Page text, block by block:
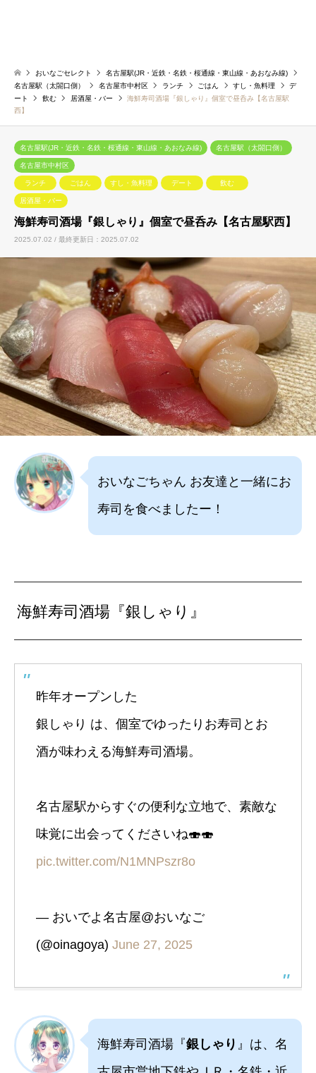
おいなごセレクト
名古屋駅(JR・近鉄・名鉄・桜通線・東山線・あおなみ線)
名古屋駅（太閤口側）
名古屋市中村区 ランチ ごはん すし・魚料理
デ
ート
飲む 居酒屋・バー
海鮮寿司酒場『銀しゃり』個室で昼呑み【名古屋駅
西】
名古屋駅(JR・近鉄・名鉄・桜通線・東山線・あおなみ線) 名古屋駅（太閤口側）
名古屋市中村区
ランチ ごはん すし・魚料理 デート 飲む
居酒屋・バー
海鮮寿司酒場『銀しゃり』個室で昼呑み【名古屋駅西】
2025.07.02 / 最終更新日：2025.07.02
おいなごちゃん お友達と一緒にお
寿司を食べましたー！
海鮮寿司酒場『銀しゃり』
昨年オープンした
銀しゃり は、個室でゆったりお寿司とお
酒が味わえる海鮮寿司酒場。
名古屋駅からすぐの便利な立地で、素敵な
味覚に出会ってくださいね🍣🍣
pic.twitter.com/N1MNPszr8o
— おいでよ名古屋@おいなご
(@oinagoya) June 27, 2025
海鮮寿司酒場『銀しゃり 』は、名